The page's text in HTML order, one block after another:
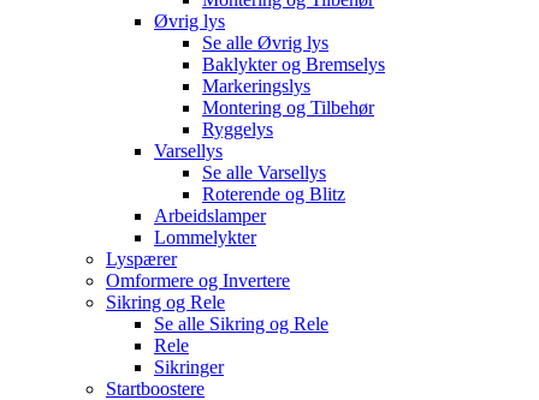
Øvrig lys
Se alle Øvrig lys
Baklykter og Bremselys
Markeringslys
Montering og Tilbehør
Ryggelys
Varsellys
Se alle Varsellys
Roterende og Blitz
Arbeidslamper
Lommelykter
Lyspærer
Omformere og Invertere
Sikring og Rele
Se alle Sikring og Rele
Rele
Sikringer
Startboostere